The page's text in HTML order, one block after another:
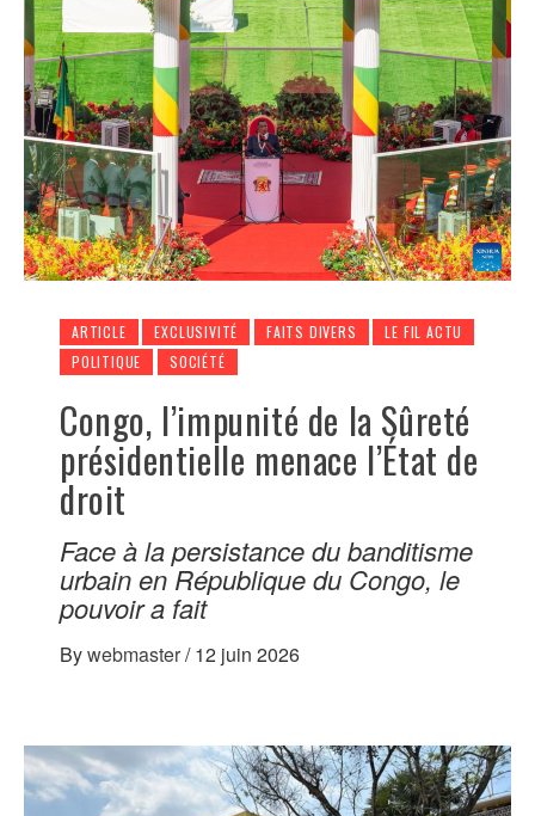
ARTICLE EXCLUSIVITÉ FAITS DIVERS
LE FIL ACTU
POLITIQUE
SOCIÉTÉ
Congo, l’impunité de la Sûreté
présidentielle menace l’État de
droit
Face à la persistance du banditisme
urbain en République du Congo, le
pouvoir a fait
Bywebmaster/ 12 juin 2026